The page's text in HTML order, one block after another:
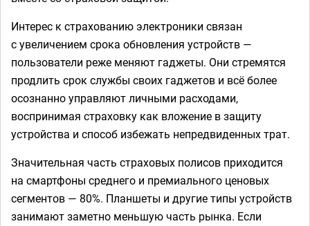
Интерес к страхованию электроники связан
с увеличением срока обновления устройств —
пользователи реже меняют гаджеты. Они стремятся
продлить срок службы своих гаджетов и всё более
осознанно управляют личными расходами,
воспринимая страховку как вложение в защиту
устройства и способ избежать непредвиденных трат.
Значительная часть страховых полисов приходится
на смартфоны среднего и премиального ценовых
сегментов — 80%. Планшеты и другие типы устройств
занимают заметно меньшую часть рынка. Если